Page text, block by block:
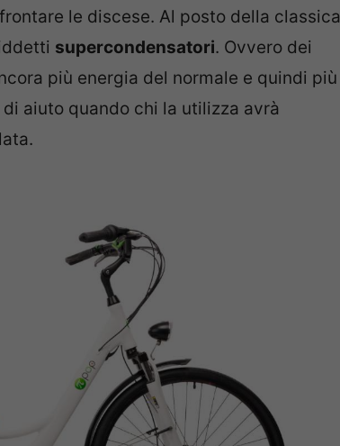
le discese. Al posto della classica
supercondensatori. Ovvero dei
più energia del normale e quindi più
aiuto quando chi la utilizza avrà